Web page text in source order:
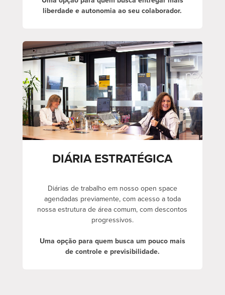
liberdade e autonomia ao seu colaborador.
DIÁRIA ESTRATÉGICA
Diárias de trabalho em nosso open space
agendadas previamente, com acesso a toda
nossa estrutura de área comum, com descontos
progressivos.
Uma opção para quem busca um pouco mais
de controle e previsibilidade.